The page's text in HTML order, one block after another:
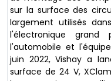
sur la surface des
largement utilisés
l'électronique grand
l'automobile et
juin 2022, Vishay a
surface de 24 V,